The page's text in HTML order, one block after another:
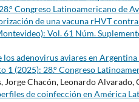
Congreso Latinoamericano de
de una vacuna rHVT
Vol. 61 Núm.
los adenovirus aviares en
1 (2025): 28.° Congreso
Jorge Chacón, Leonardo
de coinfección en América